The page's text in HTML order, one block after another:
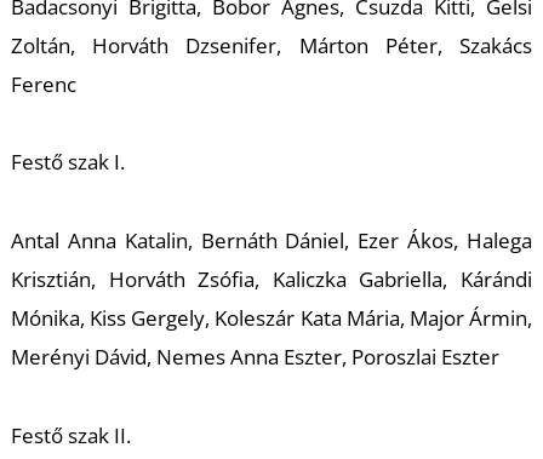
Badacsonyi Brigitta, Bobor Ágnes, Csuzda Kitti, Gelsi
Zoltán, Horváth Dzsenifer, Márton Péter, Szakács
Ferenc
Festő szak I.
Antal Anna Katalin, Bernáth Dániel, Ezer Ákos, Halega
Krisztián, Horváth Zsófia, Kaliczka Gabriella, Kárándi
Mónika, Kiss Gergely, Koleszár Kata Mária, Major Ármin,
Merényi Dávid, Nemes Anna Eszter, Poroszlai Eszter
Festő szak II.